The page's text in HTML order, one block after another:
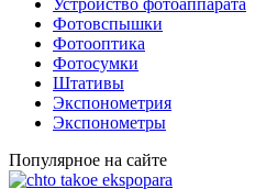
Устройство фотоаппарата
Фотовспышки
Фотооптика
Фотосумки
Штативы
Экспонометрия
Экспонометры
Популярное на сайте